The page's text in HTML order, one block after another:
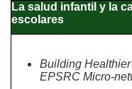
La salud infantil y la
escolares
Building
EPSRC Micro-